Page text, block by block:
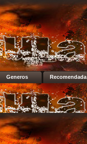
Generos Recomendada